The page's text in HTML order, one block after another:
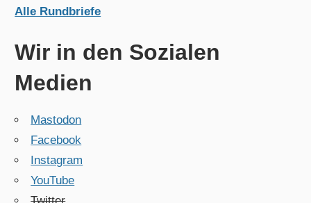
Alle Rundbriefe
Wir in den Sozialen
Medien
Mastodon
Facebook
Instagram
YouTube
Twitter